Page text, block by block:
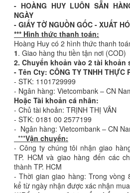
- HOÀNG HUY LUÔN SẴN
NGÀY
- GIẤY TỜ NGUỒN GỐC - XUẤT
*** Hình thức thanh toán:
Hoàng Huy có 2 hình thức thanh
1. Giao hàng thu tiền tận nơi (COD)
2. Chuyển khoản vào 2 tài khoản
- Tên Cty: CÔNG TY TNHH THỰC
- STK: 1101729999
- Ngân hàng: Vietcombank – CN
Hoặc Tài khoản cá nhân:
- Chủ tài khoản: TRỊNH THỊ VÂN
- STK: 0181 00 2577199
- Ngân hàng: Vietcombank – CN
***Vận chuyển:
- Công ty chúng tôi nhận giao
TP. HCM và giao hàng đến các
thành TP. HCM
- Thời gian giao hàng: Trong vòng
kể từ ngày nhận được xác nhận